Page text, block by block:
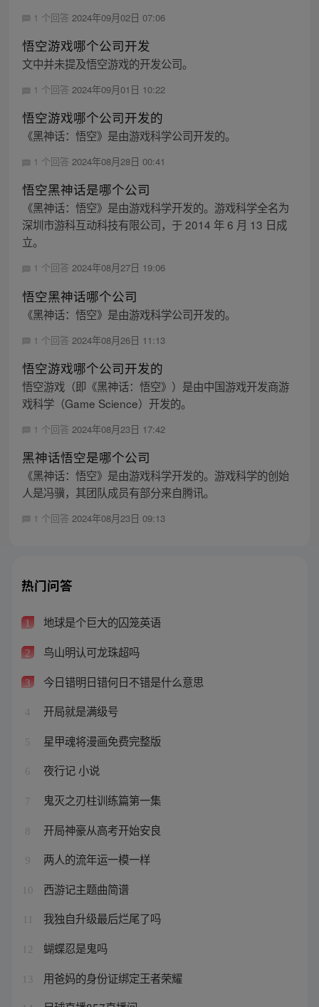
1 个回答 2024年09月02日 07:06
悟空游戏哪个公司开发
文中并未提及悟空游戏的开发公司。
1 个回答 2024年09月01日 10:22
悟空游戏哪个公司开发的
《黑神话：悟空》是由游戏科学公司开发的。
1 个回答 2024年08月28日 00:41
悟空黑神话是哪个公司
《黑神话：悟空》是由游戏科学开发的。游戏科学全名为
深圳市游科互动科技有限公司，于 2014 年 6 月 13 日成
立。
1 个回答 2024年08月27日 19:06
悟空黑神话哪个公司
《黑神话：悟空》是由游戏科学公司开发的。
1 个回答 2024年08月26日 11:13
悟空游戏哪个公司开发的
悟空游戏（即《黑神话：悟空》）是由中国游戏开发商游
戏科学（Game Science）开发的。
1 个回答 2024年08月23日 17:42
黑神话悟空是哪个公司
《黑神话：悟空》是由游戏科学开发的。游戏科学的创始
人是冯骥，其团队成员有部分来自腾讯。
1 个回答 2024年08月23日 09:13
热门问答
1 地球是个巨大的囚笼英语
2 鸟山明认可龙珠超吗
3 今日错明日错何日不错是什么意思
4 开局就是满级号
5 星甲魂将漫画免费完整版
6 夜行记 小说
7 鬼灭之刃柱训练篇第一集
8 开局神豪从高考开始安良
9 两人的流年运一模一样
10 西游记主题曲简谱
我独自升级最后烂尾了吗
12 蝴蝶忍是鬼吗
13 用爸妈的身份证绑定王者荣耀